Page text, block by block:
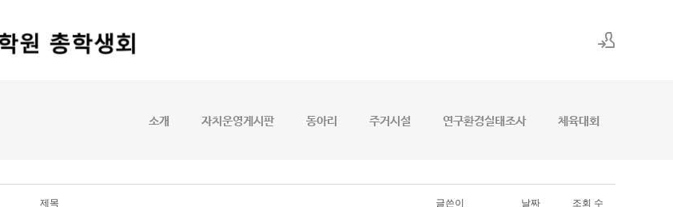
회원가입
소개 자치운영게시판 동아리 주거시설 연구환경실태조사 체육대회
제목 글쓴이 날짜 조회 수